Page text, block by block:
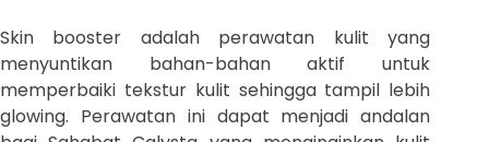
Skin booster adalah perawatan kulit yang
menyuntikan bahan-bahan aktif untuk
memperbaiki tekstur kulit sehingga tampil lebih
glowing. Perawatan ini dapat menjadi andalan